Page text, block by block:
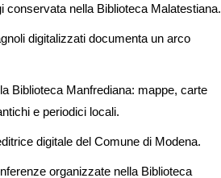
conservata nella Biblioteca Malatestiana.
digitalizzati documenta un arco
Biblioteca Manfrediana: mappe, carte
e periodici locali.
digitale del Comune di Modena.
organizzate nella Biblioteca